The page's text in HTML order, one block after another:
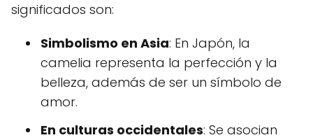
significados son:
Simbolismo en Asia: En Japón, la
camelia representa la perfección y la
belleza, además de ser un símbolo de
amor.
En culturas occidentales: Se asocian